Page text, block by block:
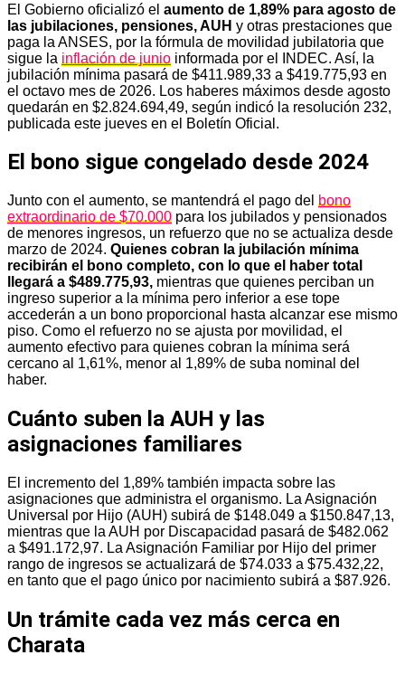
El Gobierno oficializó el aumento de 1,89% para agosto de
las jubilaciones, pensiones, AUH y otras prestaciones que
paga la ANSES, por la fórmula de movilidad jubilatoria que
sigue la inflación de junio informada por el INDEC. Así, la
jubilación mínima pasará de $411.989,33 a $419.775,93 en
el octavo mes de 2026. Los haberes máximos desde agosto
quedarán en $2.824.694,49, según indicó la resolución 232,
publicada este jueves en el Boletín Oficial.
El bono sigue congelado desde 2024
Junto con el aumento, se mantendrá el pago del bono
extraordinario de $70.000 para los jubilados y pensionados
de menores ingresos, un refuerzo que no se actualiza desde
marzo de 2024. Quienes cobran la jubilación mínima
recibirán el bono completo, con lo que el haber total
llegará a $489.775,93, mientras que quienes perciban un
ingreso superior a la mínima pero inferior a ese tope
accederán a un bono proporcional hasta alcanzar ese mismo
piso. Como el refuerzo no se ajusta por movilidad, el
aumento efectivo para quienes cobran la mínima será
cercano al 1,61%, menor al 1,89% de suba nominal del
haber.
Cuánto suben la AUH y las
asignaciones familiares
El incremento del 1,89% también impacta sobre las
asignaciones que administra el organismo. La Asignación
Universal por Hijo (AUH) subirá de $148.049 a $150.847,13,
mientras que la AUH por Discapacidad pasará de $482.062
a $491.172,97. La Asignación Familiar por Hijo del primer
rango de ingresos se actualizará de $74.033 a $75.432,22,
en tanto que el pago único por nacimiento subirá a $87.926.
Un trámite cada vez más cerca en
Charata